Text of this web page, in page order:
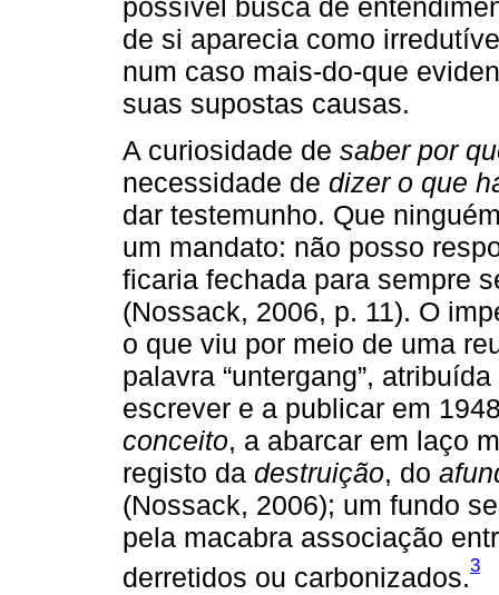
possível busca de
de si aparecia como
num caso mais-do-que
suas supostas causas.
A curiosidade de saber por
necessidade de dizer o que
dar testemunho. Que
um mandato: não posso
ficaria fechada para sempre
(Nossack, 2006, p. 11). O
o que viu por meio de uma
palavra “untergang”,
escrever e a publicar em
conceito, a abarcar em laço
registo da destruição, do
(Nossack, 2006); um fundo
pela macabra associação
derretidos ou carbonizados.3